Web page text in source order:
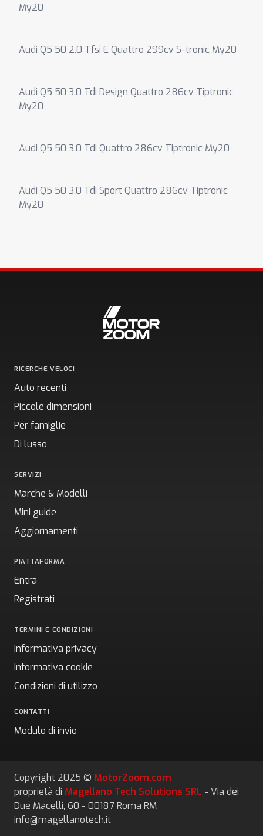
My20
Audi Q5 50 2.0 Tfsi E Quattro 299cv S-tronic My20
Audi Q5 50 3.0 Tdi Design Quattro 286cv Tiptronic
My20
Audi Q5 50 3.0 Tdi Quattro 286cv Tiptronic My20
Audi Q5 50 3.0 Tdi Sport Quattro 286cv Tiptronic
My20
RICERCHE VELOCI
Auto recenti
Piccole dimensioni
Per famiglie
Di lusso
SERVIZI
Marche & Modelli
Mini guide
Aggiornamenti
PIATTAFORMA
Entra
Registrati
TERMINI E CONDIZIONI
Informativa privacy
Informativa cookie
Condizioni di utilizzo
CONTATTI
Modulo di invio
Copyright 2025 © MotorZoom.com
proprietà di Magellano Tech Solutions SRL - Via dei
Due Macelli, 60 - 00187 Roma RM
info@magellanotech.it